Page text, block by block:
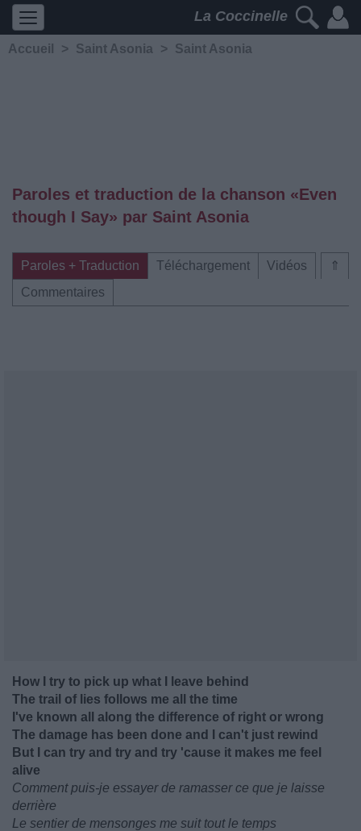
La Coccinelle
Accueil > Saint Asonia > Saint Asonia
Paroles et traduction de la chanson «Even
though I Say» par Saint Asonia
⇑
Paroles + Traduction Téléchargement
Vidéos
Commentaires
How I try to pick up what I leave behind
The trail of lies follows me all the time
I've known all along the difference of right or wrong
The damage has been done and I can't just rewind
But I can try and try and try 'cause it makes me feel
alive
Comment puis-je essayer de ramasser ce que je laisse
derrière
Le sentier de mensonges me suit tout le temps